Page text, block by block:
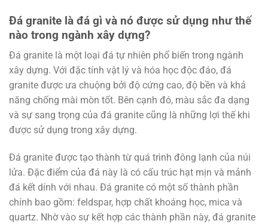
Đá granite là đá gì và nó được sử dụng như thế
nào trong ngành xây dựng?
Đá granite là một loại đá tự nhiên phổ biến trong ngành
xây dựng. Với đặc tính vật lý và hóa học độc đáo, đá
granite được ưa chuộng bởi độ cứng cao, độ bền và khả
năng chống mài mòn tốt. Bên cạnh đó, màu sắc đa dạng
và sự sang trọng của đá granite cũng là những lợi thế khi
được sử dụng trong xây dựng.
Đá granite được tạo thành từ quá trình đông lạnh của núi
lửa. Đặc điểm của đá này là có cấu trúc hạt mịn và mảnh
đá kết dính với nhau. Đá granite có một số thành phần
chính bao gồm: feldspar, hợp chất khoáng học, mica và
quartz. Nhờ vào sự kết hợp các thành phần này, đá granite